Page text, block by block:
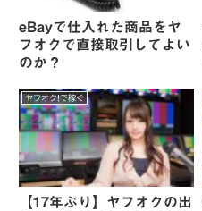
eBayで仕入れた商品をヤ
フオクで直接取引してよい
のか？
ヤフオク!で稼ぐ
【17年ぶり】ヤフオクの出